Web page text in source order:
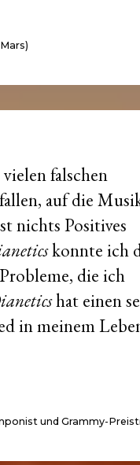
falschen
auf die
nichts Positives
konnte ich
die ich
hat einen
in meinem
und Grammy-